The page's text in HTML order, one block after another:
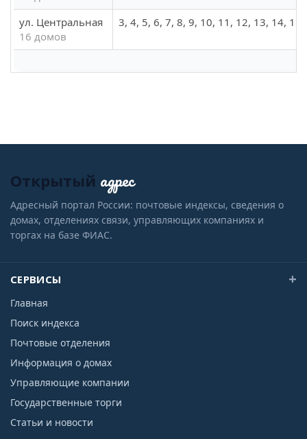
ул. Центральная
16 домов
3, 4, 5, 6, 7, 8, 9, 10, 11, 12, 13, 14,
Открытый адрес
Адресный портал России: почтовые индексы, сведения о
домах, отделениях связи, управляющих компаниях и
торгах на базе ФИАС.
СЕРВИСЫ
Главная
Поиск индекса
Почтовые отделения
Информация о домах
Управляющие компании
Государственные торги
Статьи и новости